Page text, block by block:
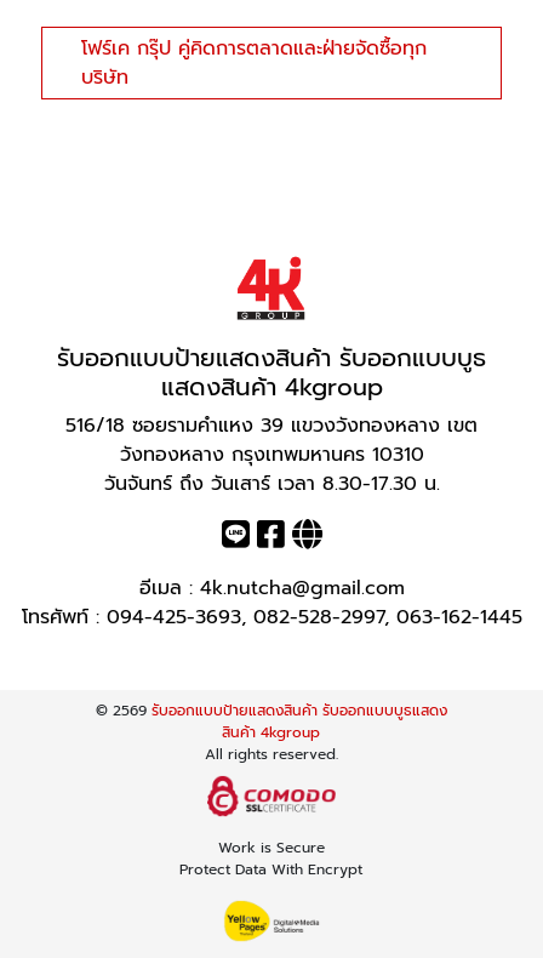
โฟร์เค กรุ๊ป คู่คิดการตลาดและฝ่ายจัดซื้อทุก
บริษัท
รับออกแบบป้ายแสดงสินค้า รับออกแบบบูธ
แสดงสินค้า 4kgroup
516/18 ซอยรามคำแหง 39 แขวงวังทองหลาง เขต
วังทองหลาง กรุงเทพมหานคร 10310
วันจันทร์ ถึง วันเสาร์ เวลา 8.30-17.30 น.
อีเมล : 4k.nutcha@gmail.com
โทรศัพท์ : 094-425-3693, 082-528-2997, 063-162-1445
© 2569 รับออกแบบป้ายแสดงสินค้า รับออกแบบบูธแสดง
สินค้า 4kgroup
All rights reserved.
Work is Secure
Protect Data With Encrypt